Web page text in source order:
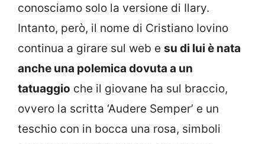
conosciamo solo la versione di Ilary.
Intanto, però, il nome di Cristiano Iovino
continua a girare sul web e su di lui è nata
anche una polemica dovuta a un
tatuaggio che il giovane ha sul braccio,
ovvero la scritta ‘Audere Semper’ e un
teschio con in bocca una rosa, simboli